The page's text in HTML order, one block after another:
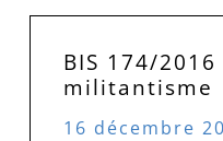
BIS 174/
militantisme
16 décembre